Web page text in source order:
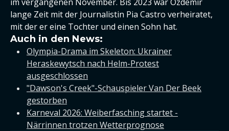
lange Zeit mit der Journalistin Pia Castro verheiratet,
mit der er eine Tochter und einen Sohn hat.
Auch in den News:
Olympia-Drama im Skeleton: Ukrainer
Heraskewytsch nach Helm-Protest
ausgeschlossen
"Dawson's Creek"-Schauspieler Van Der Beek
gestorben
Karneval 2026: Weiberfasching startet -
Närrinnen trotzen Wetterprognose